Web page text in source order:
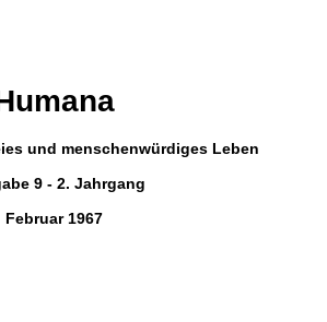
und menschenwürdiges Leben
9 - 2. Jahrgang
Februar 1967